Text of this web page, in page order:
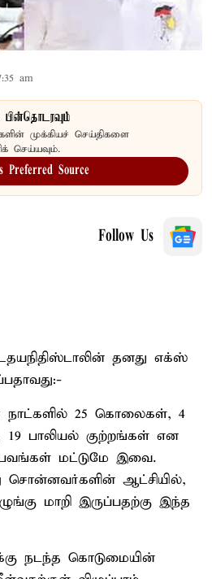
am
பின்தொடரவும்
முக்கியச் செய்திகளை
செய்யவும்.
Preferred Source
Follow Us
தனது எக்ஸ்
நாட்களில் 25 கொலைகள், 4
பாலியல் குற்றங்கள் என
மட்டுமே இவை.
சொன்னவர்களின் ஆட்சியில்,
மாறி இருப்பதற்கு இந்த
நடந்த கொடுமையின்